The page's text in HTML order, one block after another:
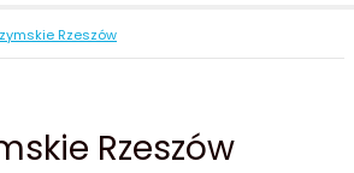
Rzeszów
Rzeszów